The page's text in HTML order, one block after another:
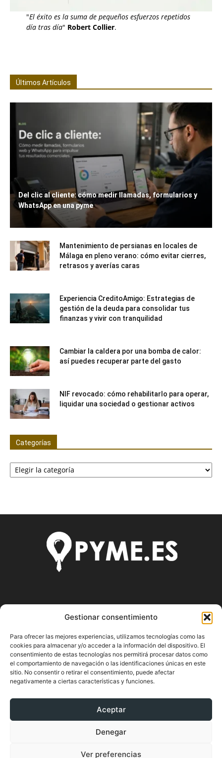
Gestionar consentimiento
Para ofrecer las mejores experiencias, utilizamos tecnologías como las
cookies para almacenar y/o acceder a la información del dispositivo. El
consentimiento de estas tecnologías nos permitirá procesar datos como
el comportamiento de navegación o las identificaciones únicas en este
sitio. No consentir o retirar el consentimiento, puede afectar
negativamente a ciertas características y funciones.
Aceptar
Denegar
Ver preferencias
"El éxito es la suma de pequeños esfuerzos repetidos
día tras día" Robert Collier.
Últimos Artículos
Del clic al cliente: cómo medir llamadas, formularios y
WhatsApp en una pyme
Mantenimiento de persianas en locales de
Málaga en pleno verano: cómo evitar cierres,
retrasos y averías caras
Experiencia CreditoAmigo: Estrategias de
gestión de la deuda para consolidar tus
finanzas y vivir con tranquilidad
Cambiar la caldera por una bomba de calor:
así puedes recuperar parte del gasto
NIF revocado: cómo rehabilitarlo para operar,
liquidar una sociedad o gestionar activos
Categorías
Categorías
actualizado de todas las noticias y novedades sobre la
economía en España y el mundo, así como donde podrás
conseguir toda la información necesaria sobre
emprendimiento.
SÍGUENOS